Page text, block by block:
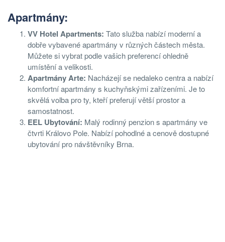
Apartmány:
VV Hotel Apartments: Tato služba nabízí moderní a
dobře vybavené apartmány v různých částech města.
Můžete si vybrat podle vašich preferencí ohledně
umístění a velikosti.
Apartmány Arte: Nacházejí se nedaleko centra a nabízí
komfortní apartmány s kuchyňskými zařízeními. Je to
skvělá volba pro ty, kteří preferují větší prostor a
samostatnost.
EEL Ubytování: Malý rodinný penzion s apartmány ve
čtvrti Královo Pole. Nabízí pohodlné a cenově dostupné
ubytování pro návštěvníky Brna.